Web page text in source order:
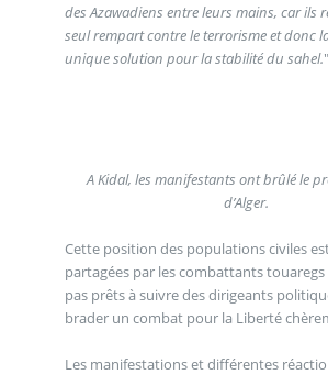
des Azawadiens entre leurs mains, car ils
seul rempart contre le terrorisme et donc
unique solution pour la stabilité du sahel."
A Kidal, les manifestants ont brûlé le
d’Alger.
Cette position des populations civiles
partagées par les combattants
pas prêts à suivre des dirigeants
brader un combat pour la Liberté
Les manifestations et différentes